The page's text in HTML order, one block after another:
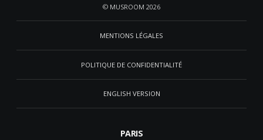
© MUSROOM 2026
MENTIONS LÉGALES
POLITIQUE DE CONFIDENTIALITÉ
ENGLISH VERSION
PARIS